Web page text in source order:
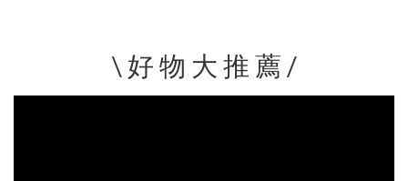
\ 好 物 大 推 薦 /